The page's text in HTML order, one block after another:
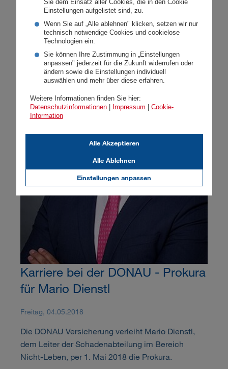
Sie dem Einsatz aller Cookies, die in den Cookie
Einstellungen aufgelistet sind, zu.
Wenn Sie auf „Alle ablehnen" klicken, setzen wir nur
technisch notwendige Cookies und cookielose
Technologien ein.
Sie können Ihre Zustimmung in „Einstellungen
anpassen" jederzeit für die Zukunft widerrufen oder
ändern sowie die Einstellungen individuell
auswählen und mehr über diese erfahren.
Weitere Informationen finden Sie hier:
Datenschutzinformationen| Impressum
Cookie-
Information
Einstellungen anpassen
Alle Ablehnen
Alle Akzeptieren
Führung der DONAU Versicherung als
Vorstandsvorsitzender und Generaldirektor. Er folgt
damit Peter Thirring, der in den Vorstand der Vienna
Insurance Group wechselt.
Weiterlesen
Karriere bei der DONAU - Prokura
für Mario Dienstl
Freitag, 04.05.2018
Die DONAU Versicherung verleiht Mario Dienstl,
dem Leiter der Schadenabteilung im Bereich
Nicht-Leben, per 1. Mai 2018 die Prokura.